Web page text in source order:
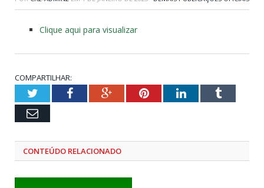
Clique aqui para visualizar
COMPARTILHAR:
TwitterFacebookGoogle+PinterestLinkedInTumblr
Email
CONTEÚDO RELACIONADO